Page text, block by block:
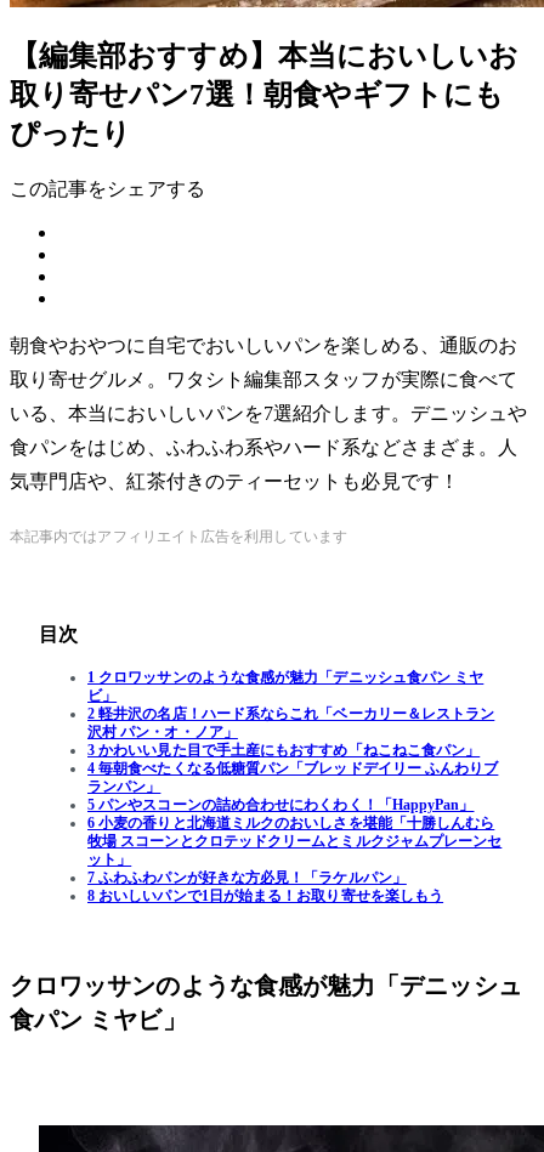
【編集部おすすめ】本当においしいお
取り寄せパン7選！朝食やギフトにも
ぴったり
この記事をシェアする
朝食やおやつに自宅でおいしいパンを楽しめる、通販のお
取り寄せグルメ。ワタシト編集部スタッフが実際に食べて
いる、本当においしいパンを7選紹介します。デニッシュや
食パンをはじめ、ふわふわ系やハード系などさまざま。人
気専門店や、紅茶付きのティーセットも必見です！
本記事内ではアフィリエイト広告を利用しています
目次
1 クロワッサンのような食感が魅力「デニッシュ食パン ミヤ
ビ」
2 軽井沢の名店！ハード系ならこれ「ベーカリー＆レストラン
沢村 パン・オ・ノア」
3 かわいい見た目で手土産にもおすすめ「ねこねこ食パン」
4 毎朝食べたくなる低糖質パン「ブレッドデイリー ふんわりブ
ランパン」
5 パンやスコーンの詰め合わせにわくわく！「HappyPan」
6 小麦の香りと北海道ミルクのおいしさを堪能「十勝しんむら
牧場 スコーンとクロテッドクリームとミルクジャムプレーンセ
ット」
7 ふわふわパンが好きな方必見！「ラケルパン」
8 おいしいパンで1日が始まる！お取り寄せを楽しもう
クロワッサンのような食感が魅力「デニッシュ
食パン ミヤビ」